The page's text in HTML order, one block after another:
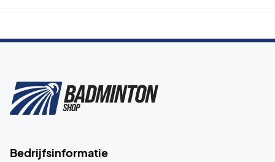
Bedrijfsinformatie